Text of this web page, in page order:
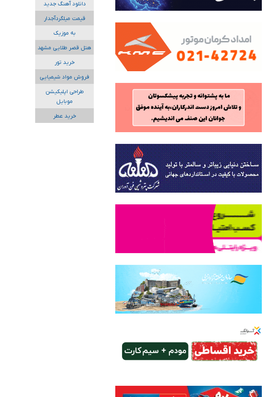
دانلود آهنگ جدید
قیمت میلگردآجدار
به موزیک
هتل قصر طلایی مشهد
خرید تور
فروش مواد شیمیایی
طراحی اپلیکیشن
موبایل
خرید عطر